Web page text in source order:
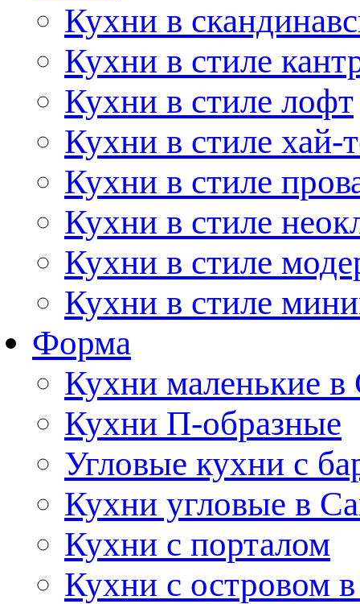
Кухни в
Кухни в стиле
Кухни в стиле лофт
Кухни в стиле хай-
Кухни в стиле
Кухни в стиле
Кухни в стиле
Кухни в стиле
Форма
Кухни маленькие в
Кухни П-образные
Угловые кухни с
Кухни угловые в
Кухни с порталом
Кухни с островом